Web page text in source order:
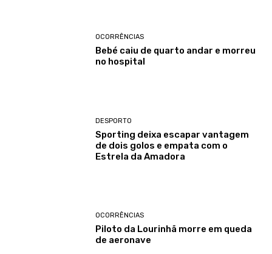
OCORRÊNCIAS
Bebé caiu de quarto andar e morreu
no hospital
DESPORTO
Sporting deixa escapar vantagem
de dois golos e empata com o
Estrela da Amadora
OCORRÊNCIAS
Piloto da Lourinhã morre em queda
de aeronave